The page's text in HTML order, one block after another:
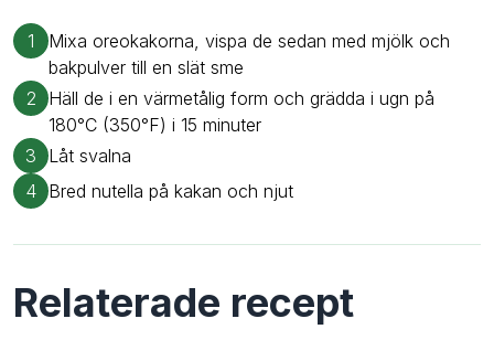
1
Mixa oreokakorna, vispa de sedan med mjölk och
bakpulver till en slät sme
2
Häll de i en värmetålig form och grädda i ugn på
180°C (350°F) i 15 minuter
3
Låt svalna
4 Bred nutella på kakan och njut
Relaterade recept